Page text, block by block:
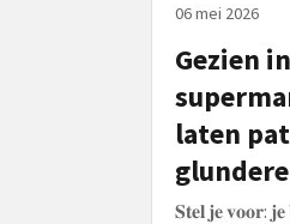
06 mei 2026
Gezien
laten
𝐒𝐭𝐞𝐥 𝐣𝐞 𝐯𝐨𝐨𝐫: